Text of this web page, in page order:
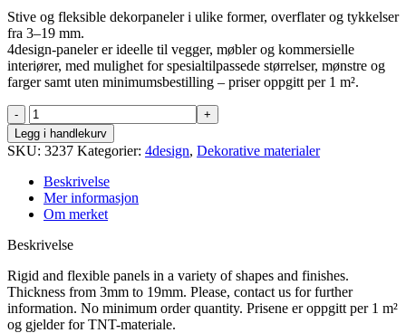
Stive og fleksible dekorpaneler i ulike former, overflater og tykkelser
fra 3–19 mm.
4design-paneler er ideelle til vegger, møbler og kommersielle
interiører, med mulighet for spesialtilpassede størrelser, mønstre og
farger samt uten minimumsbestilling – priser oppgitt per 1 m².
Milled
P10F10
antall
Legg i handlekurv
SKU: 3237 Kategorier: 4design, Dekorative materialer
Beskrivelse
Mer informasjon
Om merket
Beskrivelse
Rigid and flexible panels in a variety of shapes and finishes.
Thickness from 3mm to 19mm. Please, contact us for further
information. No minimum order quantity. Prisene er oppgitt per 1 m²
og gjelder for TNT-materiale.